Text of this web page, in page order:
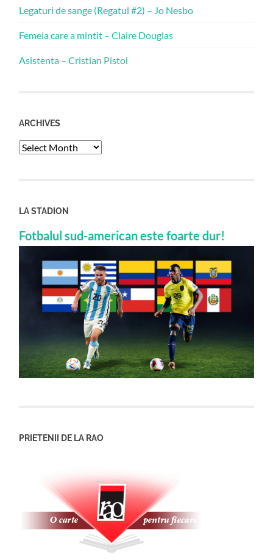
Legaturi de sange (Regatul #2) – Jo Nesbo
Femeia care a mintit – Claire Douglas
Asistenta – Cristian Pistol
ARCHIVES
Archives
LA STADION
Fotbalul sud-american este foarte dur!
PRIETENII DE LA RAO